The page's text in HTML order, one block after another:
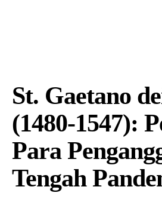
St. Gaetano
(1480-1547):
Para
Tengah